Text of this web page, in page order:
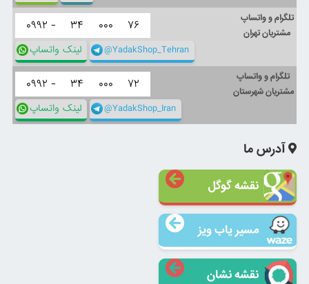
تلگرام و واتساپ
مشتریان تهران
۰۹۹۲ - ۳۴ ۰۰۰ ۷۶
لینک واتساپ @YadakShop_Tehran
تلگرام و واتساپ
مشتریان شهرستان
۰۹۹۲ - ۳۴ ۰۰۰ ۷۲
لینک واتساپ @YadakShop_Iran
آدرس ما
نقشه گوگل
مسیر یاب ویز
نقشه نشان